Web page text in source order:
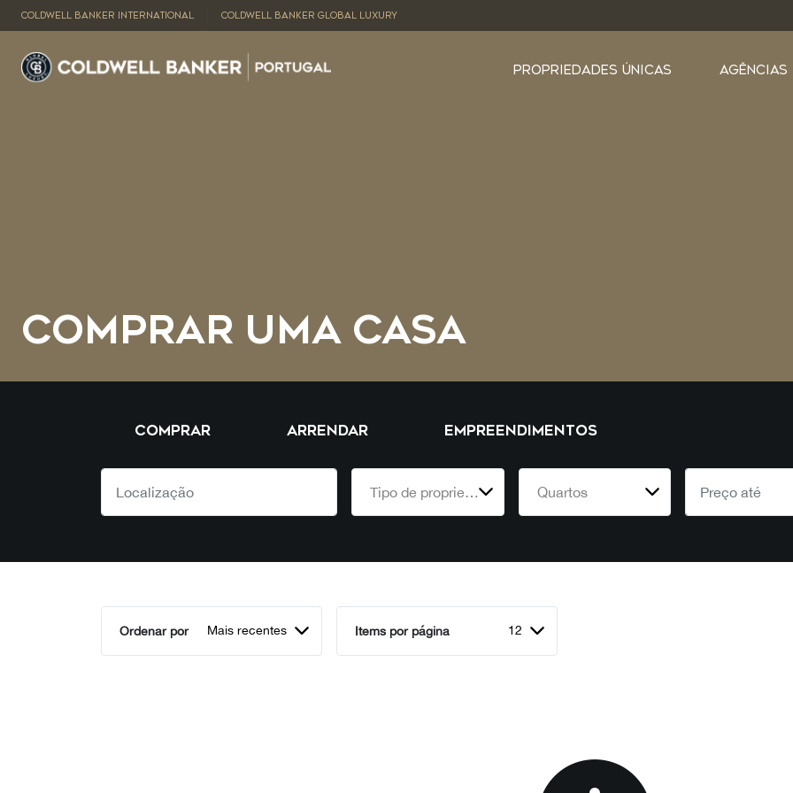
COLDWELL BANKER INTERNATIONAL COLDWELL BANKER GLOBAL LUXURY
PROPRIEDADES ÚNICAS AGÊNCIAS
COMPRAR UMA CASA
COMPRAR ARRENDAR EMPREENDIMENTOS
Tipo de propriedade Quartos
Ordenar por Mais recentes Items por página 12